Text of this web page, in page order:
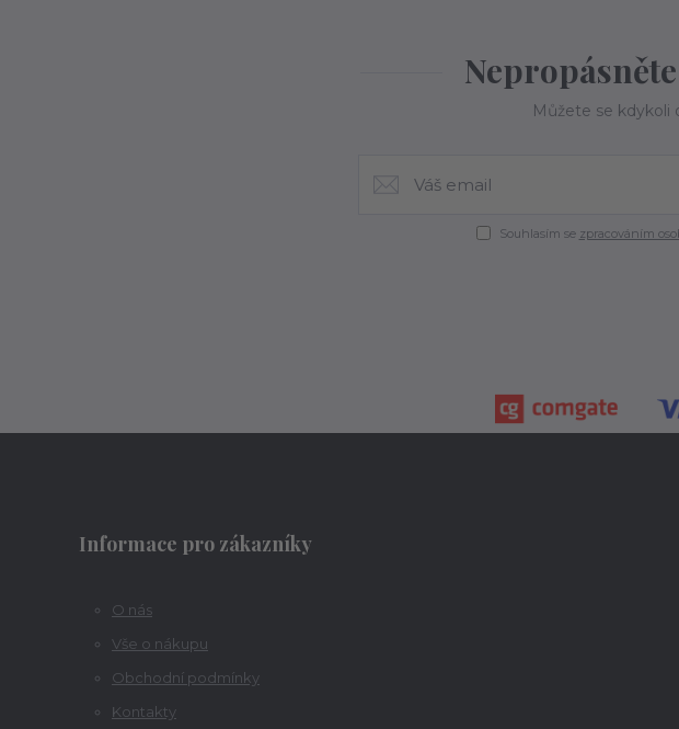
Můžete se kdykoli
Souhlasím se zpracováním
Informace pro zákazníky
O nás
Vše o nákupu
Obchodní podmínky
Kontakty